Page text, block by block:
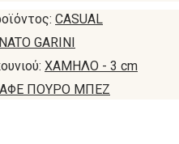
CASUAL
GARINI
ΧΑΜΗΛΟ - 3 cm
ΠΟΥΡΟ ΜΠΕΖ